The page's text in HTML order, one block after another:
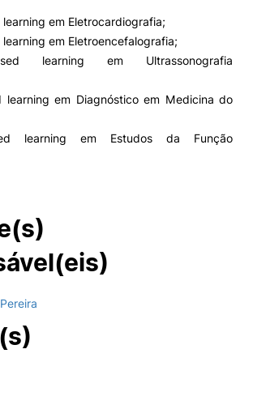
em Eletrocardiografia;
em Eletroencefalografia;
learning em Ultrassonografia
learning em Diagnóstico em Medicina do
learning em Estudos da Função